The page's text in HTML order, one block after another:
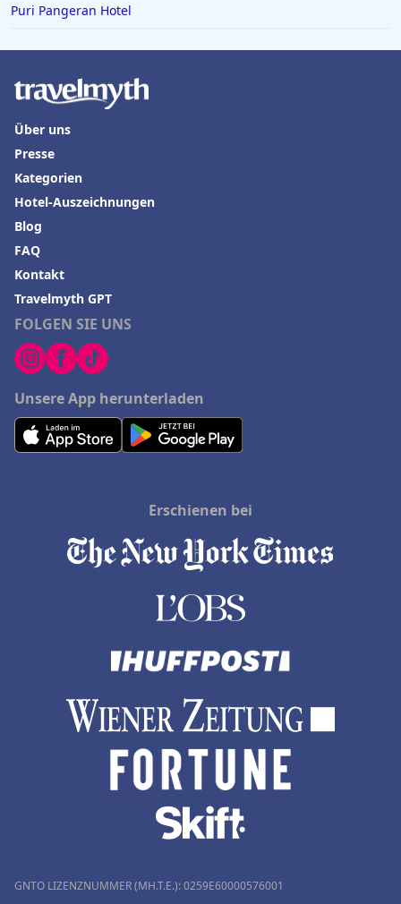
Puri Pangeran Hotel
FOLGEN SIE UNS
Unsere App herunterladen
Über uns
Presse
Kategorien
Hotel-Auszeichnungen
Blog
FAQ
Kontakt
Travelmyth GPT
Erschienen bei
GNTO LIZENZNUMMER (MH.T.E.): 0259Ε60000576001